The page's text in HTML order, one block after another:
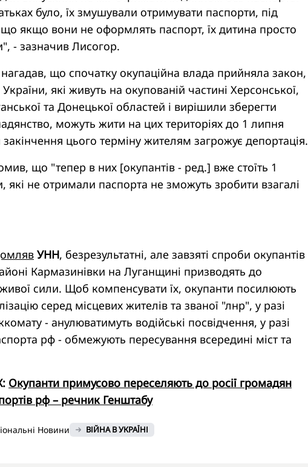
було, їх змушували отримувати паспорти, під
якщо вони не оформлять паспорт, їх дитина просто
- зазначив Лисогор.
що спочатку окупаційна влада прийняла закон,
які живуть на окупованій частині Херсонської,
та Донецької областей і вирішили зберегти
можуть жити на цих територіях до 1 липня
закінчення цього терміну жителям загрожує депортація.
що "тепер в них [окупантів - ред.] вже стоїть 1
не отримали паспорта не зможуть зробити взагалі
УНН, безрезультатні, але завзяті спроби окупантів
Кармазинівки на Луганщині призводять до
живої сили. Щоб компенсувати їх, окупанти посилюють
серед місцевих жителів та званої "лнр", у разі
- анулюватимуть водійські посвідчення, у разі
рф - обмежують пересування всередині міст та
Окупанти примусово переселяють до росії громадян
рф – речник Генштабу
Новини ВІЙНА В УКРАЇНІ